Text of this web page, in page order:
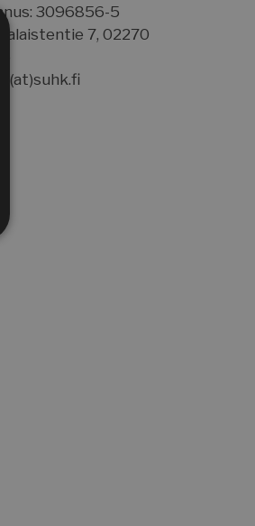
3096856-5
7, 02270